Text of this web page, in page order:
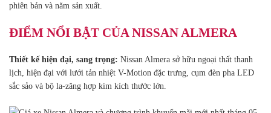
phiên bản và năm sản xuất.
ĐIỂM NỔI BẬT CỦA NISSAN ALMERA
Thiết kế hiện đại, sang trọng: Nissan Almera sở hữu ngoại thất thanh
lịch, hiện đại với lưới tản nhiệt V-Motion đặc trưng, cụm đèn pha LED
sắc sảo và bộ la-zăng hợp kim kích thước lớn.